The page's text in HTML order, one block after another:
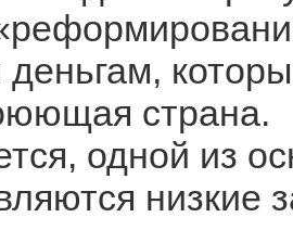
страна.
одной из
низкие